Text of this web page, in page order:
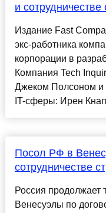
и
Издание Fast
экс-работника
корпорации в
Компания Tech
Джеком Полсоном и
IT-сферы: Ирен
Посол РФ в
сотрудничестве
Россия продолжает
Венесуэлы по